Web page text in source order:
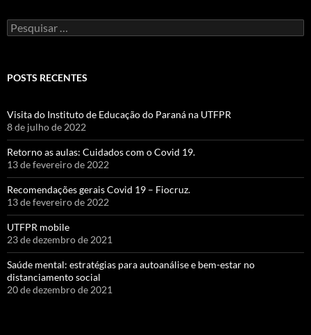
Pesquisar
por:
POSTS RECENTES
Visita do Instituto de Educação do Paraná na UTFPR
8 de julho de 2022
Retorno as aulas: Cuidados com o Covid 19.
13 de fevereiro de 2022
Recomendações gerais Covid 19 – Fiocruz.
13 de fevereiro de 2022
UTFPR mobile
23 de dezembro de 2021
Saúde mental: estratégias para autoanálise e bem-estar no
distanciamento social
20 de dezembro de 2021